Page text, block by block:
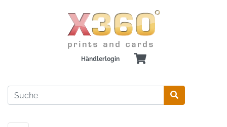
Händlerlogin